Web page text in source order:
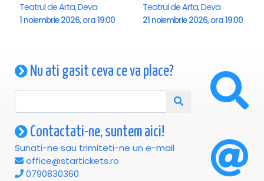
Teatrul de Arta, Deva
1 noiembrie 2026, ora 19:00
Teatrul de Arta, Deva
21 noiembrie 2026, ora 19:00
Nu ati gasit ceva ce va place?
Contactati-ne, suntem aici!
Sunati-ne sau trimiteti-ne un e-mail
office@startickets.ro
0790830360